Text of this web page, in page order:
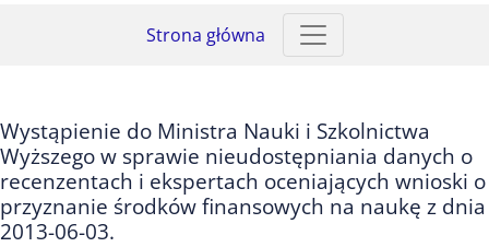
Strona główna
Wystąpienie do Ministra Nauki i Szkolnictwa
Wyższego w sprawie nieudostępniania danych o
recenzentach i ekspertach oceniających wnioski o
przyznanie środków finansowych na naukę z dnia
2013-06-03.